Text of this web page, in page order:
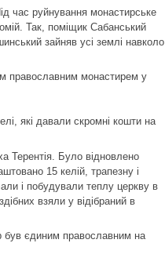
час руйнування монастирське
Так, поміщик Сабанський
зайняв усі землі навколо
православним монастирем у
які давали скромні кошти на
Терентія. Було відновлено
15 келій, трапезну і
і побудували теплу церкву в
взяли у відібраний в
був єдиним православним на